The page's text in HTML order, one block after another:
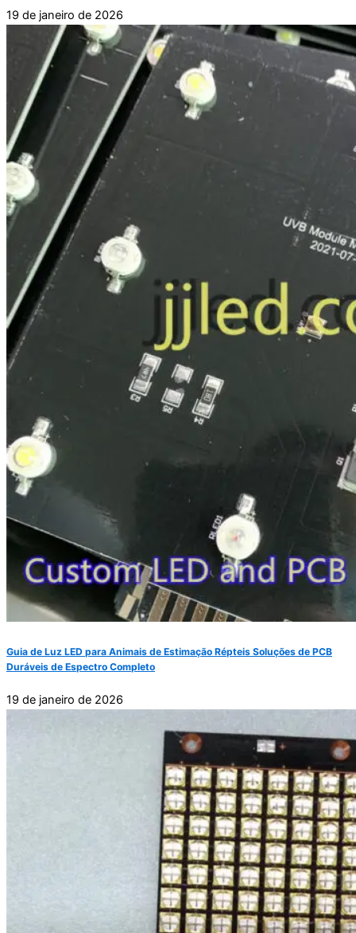
19 de janeiro de 2026
Guia de Luz LED para Animais de Estimação Répteis Soluções de PCB
Duráveis de Espectro Completo
19 de janeiro de 2026